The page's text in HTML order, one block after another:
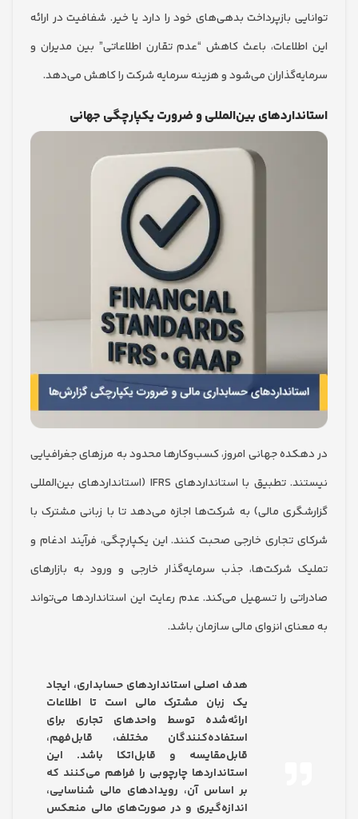
بازپرداخت بدهی‌های خود را دارد یا خیر. شفافیت در ارائه
باعث کاهش “عدم تقارن اطلاعاتی” بین مدیران و
می‌شود و هزینه سرمایه شرکت را کاهش می‌دهد.
بین‌المللی و ضرورت یکپارچگی جهانی
جهانی امروز، کسب‌وکارها محدود به مرزهای جغرافیایی
نیستند. تطبیق با استانداردهای IFRS (استانداردهای بین‌المللی
مالی) به شرکت‌ها اجازه می‌دهد تا با زبانی مشترک با
تجاری خارجی صحبت کنند. این یکپارچگی، فرآیند ادغام و
شرکت‌ها، جذب سرمایه‌گذار خارجی و ورود به بازارهای
را تسهیل می‌کند. عدم رعایت این استانداردها می‌تواند
انزوای مالی سازمان باشد.
هدف اصلی استانداردهای حسابداری، ایجاد
یک زبان مشترک مالی است تا اطلاعات
ارائه‌شده توسط واحدهای تجاری برای
استفاده‌کنندگان مختلف، قابل‌فهم،
قابل‌مقایسه و قابل‌اتکا باشد. این
استانداردها چارچوبی را فراهم می‌کنند که
بر اساس آن، رویدادهای مالی شناسایی،
اندازه‌گیری و در صورت‌های مالی منعکس